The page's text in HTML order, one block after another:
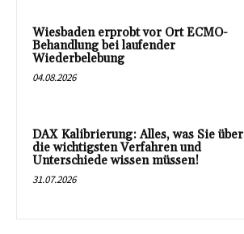
Wiesbaden erprobt vor Ort ECMO-
Behandlung bei laufender
Wiederbelebung
04.08.2026
DAX Kalibrierung: Alles, was Sie über
die wichtigsten Verfahren und
Unterschiede wissen müssen!
31.07.2026